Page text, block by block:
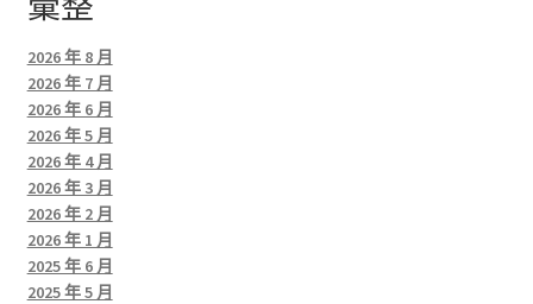
2026 年 8 月
2026 年 7 月
2026 年 6 月
2026 年 5 月
2026 年 4 月
2026 年 3 月
2026 年 2 月
2026 年 1 月
2025 年 6 月
2025 年 5 月